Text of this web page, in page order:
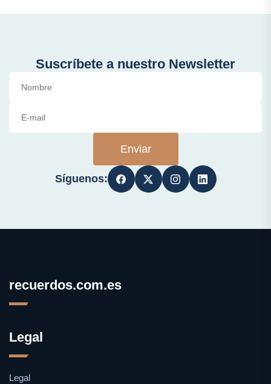
Suscríbete a nuestro Newsletter
Enviar
Síguenos:
recuerdos.com.es
Legal
Legal